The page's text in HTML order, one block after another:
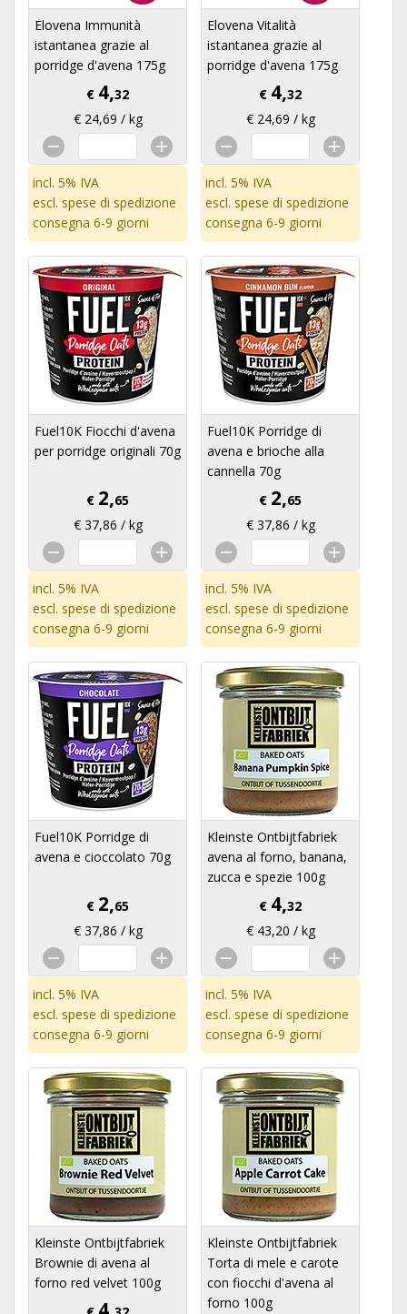
Elovena Immunità
istantanea grazie al
porridge d'avena 175g
€ 4,32
€ 24,69 / kg
incl. 5% IVA
escl. spese di spedizione
consegna 6-9 giorni
Elovena Vitalità
istantanea grazie al
porridge d'avena 175g
€ 4,32
€ 24,69 / kg
incl. 5% IVA
escl. spese di spedizione
consegna 6-9 giorni
Fuel10K Fiocchi d'avena
per porridge originali 70g
€ 2,65
€ 37,86 / kg
incl. 5% IVA
escl. spese di spedizione
consegna 6-9 giorni
Fuel10K Porridge di
avena e brioche alla
cannella 70g
€ 2,65
€ 37,86 / kg
incl. 5% IVA
escl. spese di spedizione
consegna 6-9 giorni
Fuel10K Porridge di
avena e cioccolato 70g
€ 2,65
€ 37,86 / kg
incl. 5% IVA
escl. spese di spedizione
consegna 6-9 giorni
Kleinste Ontbijtfabriek
avena al forno, banana,
zucca e spezie 100g
€ 4,32
€ 43,20 / kg
incl. 5% IVA
escl. spese di spedizione
consegna 6-9 giorni
Kleinste Ontbijtfabriek
Brownie di avena al
forno red velvet 100g
Kleinste Ontbijtfabriek
Torta di mele e carote
con fiocchi d'avena al
forno 100g